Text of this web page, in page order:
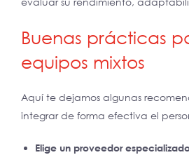
Buenas prácticas
equipos mixtos
Aquí te dejamos algunas
integrar de forma efectiva el
Elige un proveedor